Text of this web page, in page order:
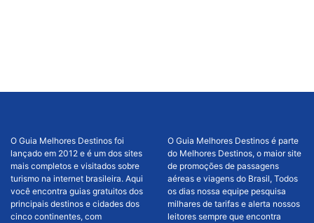
O Guia Melhores Destinos foi
lançado em 2012 e é um dos sites
mais completos e visitados sobre
turismo na internet brasileira. Aqui
você encontra guias gratuitos dos
principais destinos e cidades dos
cinco continentes, com
O Guia Melhores Destinos é parte
do Melhores Destinos, o maior site
de promoções de passagens
aéreas e viagens do Brasil, Todos
os dias nossa equipe pesquisa
milhares de tarifas e alerta nossos
leitores sempre que encontra